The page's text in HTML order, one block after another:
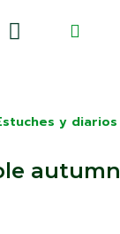
y diarios
autumn